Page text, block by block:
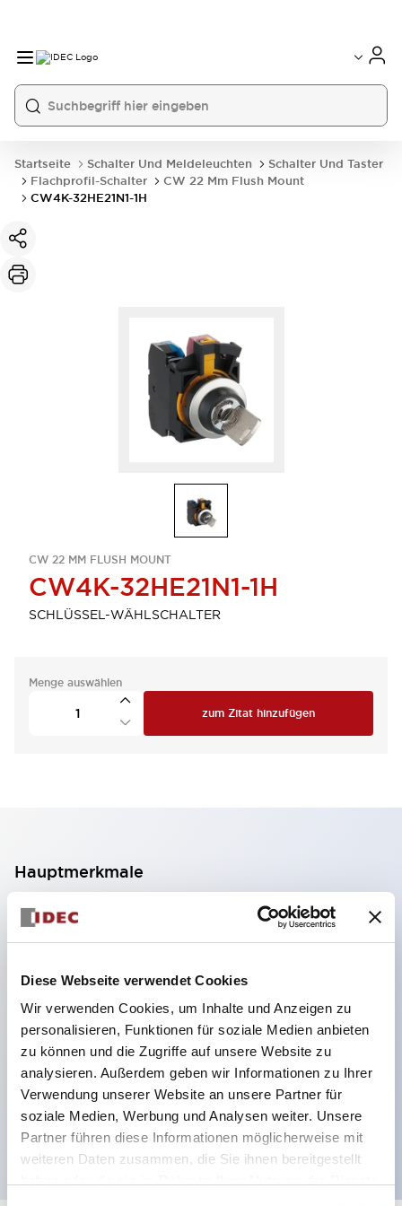
Diese Webseite verwendet Cookies
Wir verwenden Cookies, um Inhalte und Anzeigen zu
personalisieren, Funktionen für soziale Medien anbieten
zu können und die Zugriffe auf unsere Website zu
analysieren. Außerdem geben wir Informationen zu Ihrer
Verwendung unserer Website an unsere Partner für
soziale Medien, Werbung und Analysen weiter. Unsere
Partner führen diese Informationen möglicherweise mit
weiteren Daten zusammen, die Sie ihnen bereitgestellt
Startseite Schalter Und Meldeleuchten
Schalter Und Taster
Flachprofil-Schalter
CW 22 Mm Flush Mount
CW4K-32HE21N1-1H
CW 22 MM FLUSH MOUNT
CW4K-32HE21N1-1H
SCHLÜSSEL-WÄHLSCHALTER
Menge auswählen
zum Zitat hinzufügen
Hauptmerkmale
2-Kontakt-Block mit 2 Stufen, ermöglicht eine 4-
Kontakt-Konfiguration (Gewährleistung der
Isolierung zwischen den 2 Kontakten).
59,9 mm (※ 22-stufiger Kontaktblock).
Platzsparendes Design möglich.
Sicherheitsstruktur der 3. Generation: 2-Aktions-
Freisetzung, integrierter Schutz, IP20-
Fingerschutzstruktur